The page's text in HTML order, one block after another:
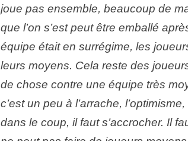
joue pas ensemble, beaucoup de
que l’on s’est peut être emballé
équipe était en surrégime, les
leurs moyens. Cela reste des
de chose contre une équipe très
c’est un peu à l’arrache,
dans le coup, il faut s’accrocher. Il